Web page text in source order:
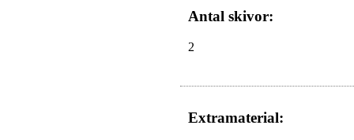
Antal skivor:
2
Extramaterial: